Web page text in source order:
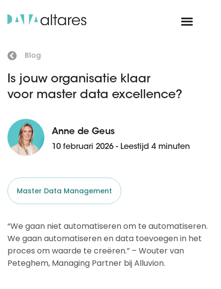
Blog
Is jouw organisatie klaar
voor master data excellence?
Anne de Geus
10 februari 2026 - Leestijd 4 minuten
Master Data Management
“We gaan niet automatiseren om te automatiseren.
We gaan automatiseren en data toevoegen in het
proces om waarde te creëren.” – Wouter van
Peteghem, Managing Partner bij Alluvion.